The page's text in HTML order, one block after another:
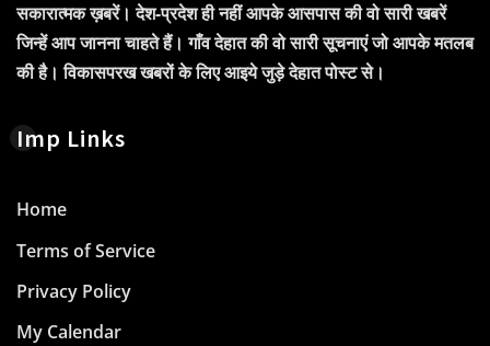
सकारात्मक ख़बरें। देश-प्रदेश ही नहीं आपके आसपास की वो सारी खबरें
जिन्हें आप जानना चाहते हैं। गाँव देहात की वो सारी सूचनाएं जो आपके मतलब
की है। विकासपरख खबरों के लिए आइये जुड़े देहात पोस्ट से।
Imp Links
Home
Terms of Service
Privacy Policy
My Calendar